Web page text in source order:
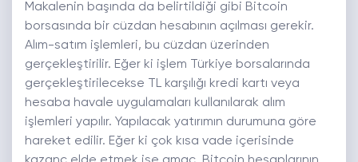
Makalenin başında da belirtildiği gibi Bitcoin
borsasında bir cüzdan hesabının açılması gerekir.
Alım-satım işlemleri, bu cüzdan üzerinden
gerçekleştirilir. Eğer ki işlem Türkiye borsalarında
gerçekleştirilecekse TL karşılığı kredi kartı veya
hesaba havale uygulamaları kullanılarak alım
işlemleri yapılır. Yapılacak yatırımın durumuna göre
hareket edilir. Eğer ki çok kısa vade içerisinde